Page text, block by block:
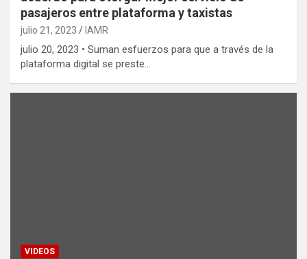
pasajeros entre plataforma y taxistas
julio 21, 2023 IAMR
julio 20, 2023 • Suman esfuerzos para que a través de la
plataforma digital se preste…
VIDEOS